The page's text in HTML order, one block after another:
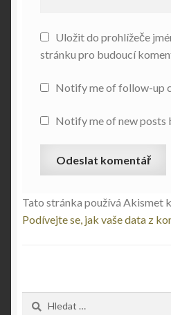
Uložit do prohlížeče
stránku pro budoucí
Notify me of follow-up
Notify me of new posts
Tato stránka používá Akismet
Podívejte se, jak vaše data z